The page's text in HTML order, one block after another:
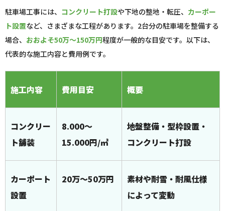
駐車場工事には、 コンクリート打設や下地の整地・転圧、 カーポー
ト設置など、さまざまな工程があります。2台分の駐車場を整備する
場合、 おおよそ50万～150万円程度が一般的な目安です。以下は、
代表的な施工内容と費用例です。
施工内容 費用目安 概要
コンクリー
ト舗装
8.000～
15.000円/㎡
地盤整備・型枠設置・
コンクリート打設
カーポート
設置
20万～50万円
素材や耐雪・耐風仕様
によって変動